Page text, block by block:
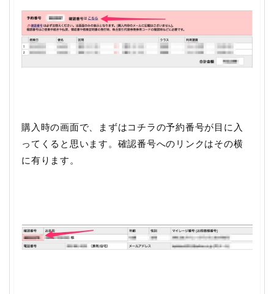
購入時の画面で、まずはコチラの予約番号が目に入
ってくると思います。確認番号へのリンクはその横
に有ります。